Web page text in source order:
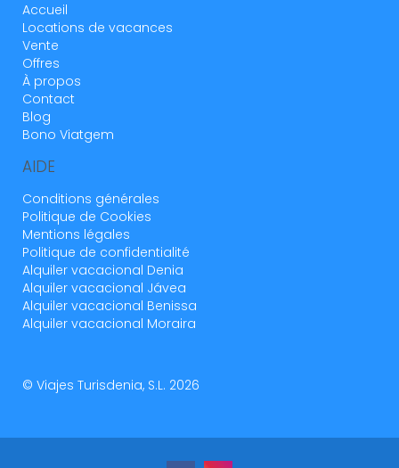
Accueil
Locations de vacances
Vente
Offres
À propos
Contact
Blog
Bono Viatgem
AIDE
Conditions générales
Politique de Cookies
Mentions légales
Politique de confidentialité
Alquiler vacacional Denia
Alquiler vacacional Jávea
Alquiler vacacional Benissa
Alquiler vacacional Moraira
© Viajes Turisdenia, S.L. 2026